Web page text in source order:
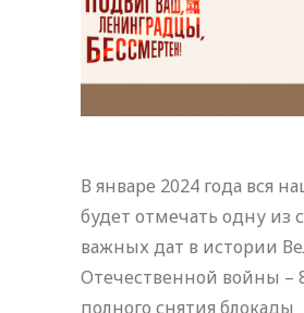
В январе 2024 года вся
будет отмечать одну из
важных дат в истории
Отечественной войны –
полного снятия блокады